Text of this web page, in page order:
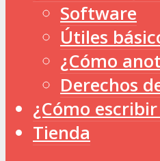
Software
Útiles
¿Cómo
Derechos
¿Cómo
Tienda